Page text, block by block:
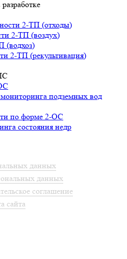
2-ТП (отходы)
2-ТП (воздух)
(водхоз)
2-ТП (рекультивация)
подземных вод
по форме 2-ОС
состояния недр
данных
данных
соглашение
сайта